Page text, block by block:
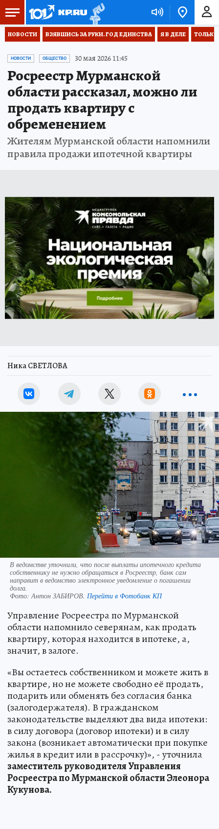
НОВОСТИ ВЗЯВШИСЬ ЗА РУКИ. ГОД ЕДИНСТВА Я В ДЕЛЕ ТОЛЬКО
НОВОСТИ ОБЩЕСТВО 30 мая 2026 11:45
Росреестр Мурманской
области рассказал, можно ли
продать квартиру с
обременением
Жителям Мурманской области напомнили
правила продажи ипотечной квартиры
Ника СВЕТЛОВА
В ведомстве уточнили, что после выплаты ипотечного кредита
собственнику не нужно обращаться в Росреестр, банк сам
направит в ведомство электронное уведомление о погашении
долга.
Фото: Антон ЗАБИРОВ. Перейти в Фотобанк КП
Управление Росреестра по Мурманской
области напомнило северянам, как продать
квартиру, которая находится в ипотеке, а,
значит, в залоге.
«Вы остаетесь собственником и можете жить в
квартире, но не можете свободно её продать,
подарить или обменять без согласия банка
(залогодержателя). В гражданском
законодательстве выделяют два вида ипотеки:
в силу договора (договор ипотеки) и в силу
закона (возникает автоматически при покупке
жилья в кредит или в рассрочку)», - уточнила
заместитель руководителя Управления
Росреестра по Мурманской области Элеонора
Кукунова.